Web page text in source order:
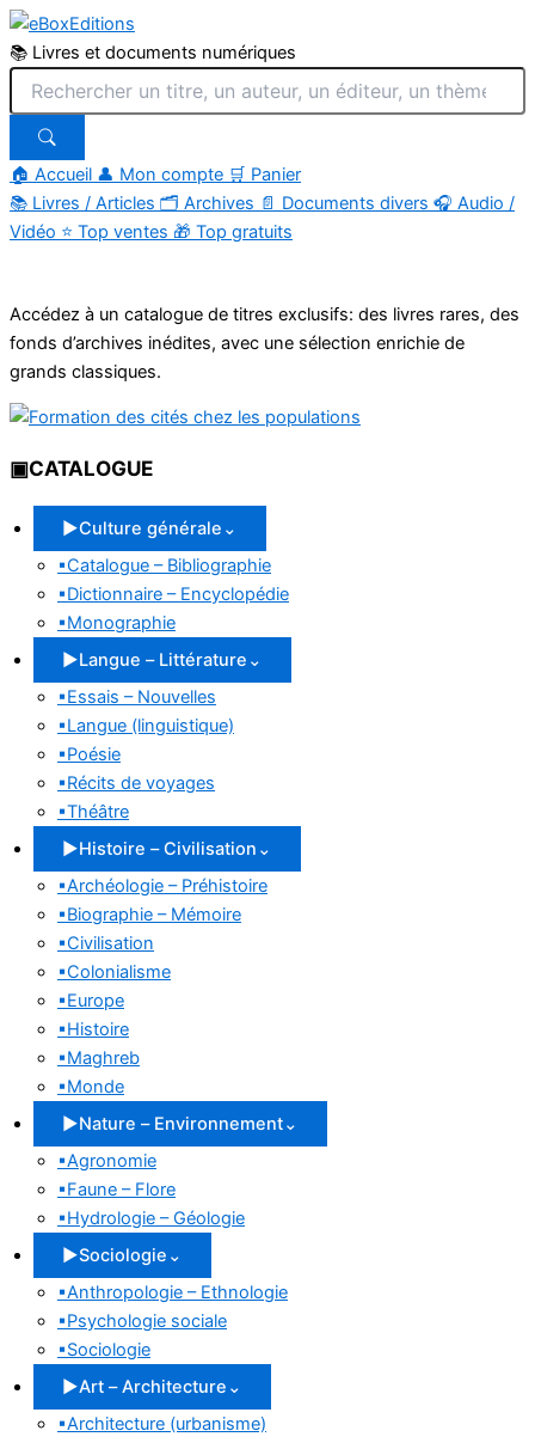
📚 Livres et documents numériques
🏠 Accueil 👤 Mon compte 🛒 Panier
📚 Livres / Articles 🗂 Archives 📄 Documents divers 🎧 Audio /
Vidéo ⭐ Top ventes 🎁 Top gratuits
contenu
Accédez à un catalogue de titres exclusifs: des livres rares, des
fonds d’archives inédites, avec une sélection enrichie de
grands classiques.
▣CATALOGUE
▶Culture générale ⌄
▪Catalogue – Bibliographie
▪Dictionnaire – Encyclopédie
▪Monographie
▶Langue – Littérature ⌄
▪Essais – Nouvelles
▪Langue (linguistique)
▪Poésie
▪Récits de voyages
▪Théâtre
▶Histoire – Civilisation ⌄
▪Archéologie – Préhistoire
▪Biographie – Mémoire
▪Civilisation
▪Colonialisme
▪Europe
▪Histoire
▪Maghreb
▪Monde
▶Nature – Environnement⌄
▪Agronomie
▪Faune – Flore
▪Hydrologie – Géologie
▶Sociologie ⌄
▪Anthropologie – Ethnologie
▪Psychologie sociale
▪Sociologie
▶Art – Architecture ⌄
▪Architecture (urbanisme)